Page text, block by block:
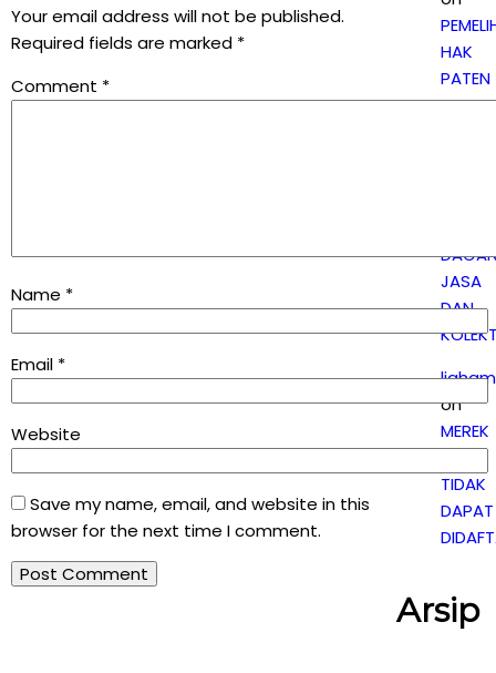
Your email address will not be published.
Required fields are marked *
Comment *
Name *
Email *
Website
Save my name, email, and website in this
browser for the next time I comment.
HAK
PATEN
JASA
DAN
on
MEREK
TIDAK
DAPAT
Arsip